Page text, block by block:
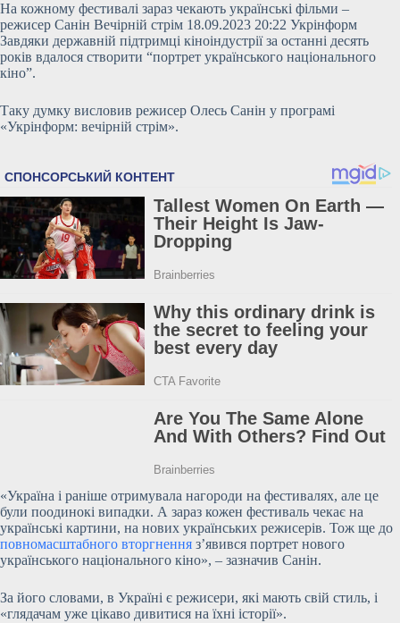
На кожному фестивалі зараз чекають українські фільми –
режисер Санін Вечірній стрім 18.09.2023 20:22 Укрінформ
Завдяки державній підтримці кіноіндустрії за останні десять
років вдалося створити “портрет українського національного
кіно”.
Таку думку висловив режисер Олесь Санін у програмі
«Укрінформ: вечірній стрім».
«Україна і раніше отримувала нагороди на фестивалях, але це
були поодинокі випадки. А зараз кожен фестиваль чекає на
українські картини, на нових українських режисерів. Тож ще до
повномасштабного вторгнення з’явився портрет нового
українського національного кіно», – зазначив Санін.
За його словами, в Україні є режисери, які мають свій стиль, і
«глядачам уже цікаво дивитися на їхні історії».